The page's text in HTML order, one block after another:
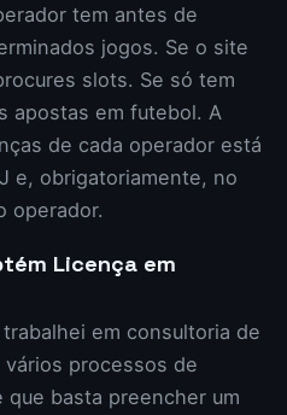
tem antes de
jogos. Se o site
slots. Se só tem
apostas em futebol. A
de cada operador está
e, obrigatoriamente, no
operador.
Licença em
em consultoria de
processos de
basta preencher um